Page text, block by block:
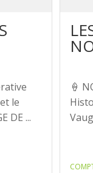
le
DE ...
🍦